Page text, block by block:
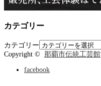
カテゴリー
カテゴリー
Copyright © 那覇市伝統工芸館
facebook